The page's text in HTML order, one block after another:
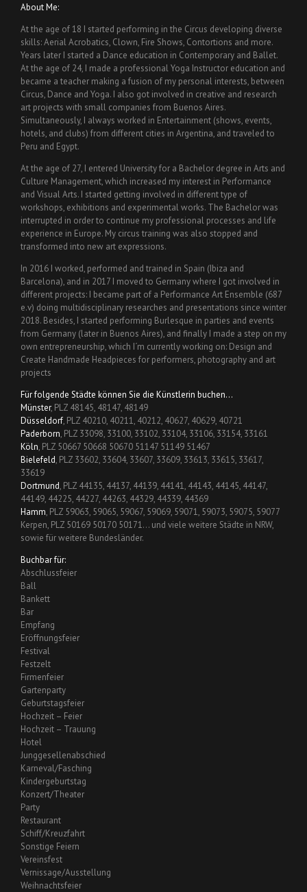
About Me:
At the age of 18 I started performing in the Circus developing diverse
skills: Aerial Acrobatics, Clown, Fire Shows, Contortions and more.
Years later I started a Dance education in Contemporary and Ballet.
At the age of 24, I made a professional Yoga Instructor education and
became a teacher making a fusion of my personal interests, between
Circus, Dance and Yoga. I also got involved in creative and research
art projects with small companies from Buenos Aires.
Simultaneously, I always worked in Entertainment (shows, events,
hotels, and clubs) from different cities in Argentina, and traveled to
Peru and Egypt.
At the age of 27, I entered University for a Bachelor degree in Arts and
Culture Management, which increased my interest in Performance
and Visual Arts. I started getting involved in different type of
workshops, exhibitions and experimental works. The Bachelor was
interrupted in order to continue my professional processes and life
experience in Europe. My circus training was also stopped and
transformed into new art expressions.
In 2016 I worked, performed and trained in Spain (Ibiza and
Barcelona), and in 2017 I moved to Germany where I got involved in
different projects: I became part of a Performance Art Ensemble (687
e.v) doing multidisciplinary researches and presentations since winter
2018. Besides, I started performing Burlesque in parties and events
from Germany (later in Buenos Aires), and finally I made a step on my
own entrepreneurship, which I´m currently working on: Design and
Create Handmade Headpieces for performers, photography and art
projects
Für folgende Städte können Sie die Künstlerin buchen…
Münster, PLZ 48145, 48147, 48149
Düsseldorf, PLZ 40210, 40211, 40212, 40627, 40629, 40721
Paderborn, PLZ 33098, 33100, 33102, 33104, 33106, 33154, 33161
Köln, PLZ 50667 50668 50670 51147 51149 51467
Bielefeld, PLZ 33602, 33604, 33607, 33609, 33613, 33615, 33617,
33619
Dortmund, PLZ 44135, 44137, 44139, 44141, 44143, 44145, 44147,
44149, 44225, 44227, 44263, 44329, 44339, 44369
Hamm, PLZ 59063, 59065, 59067, 59069, 59071, 59073, 59075, 59077
Kerpen, PLZ 50169 50170 50171… und viele weitere Städte in NRW,
sowie für weitere Bundesländer.
Buchbar für:
Abschlussfeier
Ball
Bankett
Bar
Empfang
Eröffnungsfeier
Festival
Festzelt
Firmenfeier
Gartenparty
Geburtstagsfeier
Hochzeit – Feier
Hochzeit – Trauung
Hotel
Junggesellenabschied
Karneval/Fasching
Kindergeburtstag
Konzert/Theater
Party
Restaurant
Schiff/Kreuzfahrt
Sonstige Feiern
Vereinsfest
Vernissage/Ausstellung
Weihnachtsfeier